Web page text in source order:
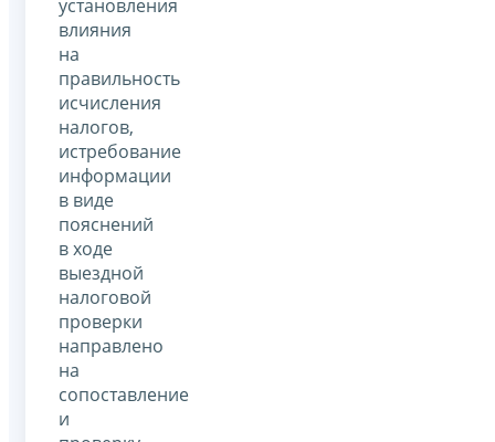
установления
влияния
на
правильность
исчисления
налогов,
истребование
информации
в виде
пояснений
в ходе
выездной
налоговой
проверки
направлено
на
сопоставление
и